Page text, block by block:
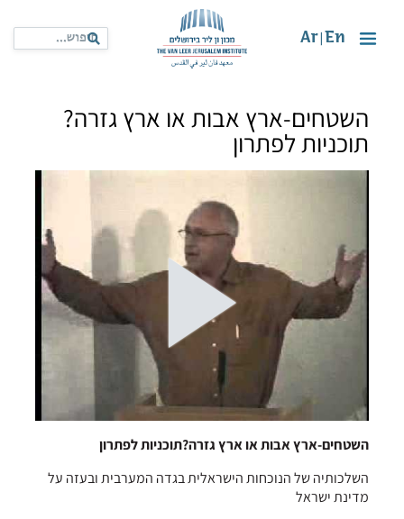
En
Ar
השטחים-ארץ אבות או ארץ גזרה?
תוכניות לפתרון
השטחים-ארץ אבות או ארץ גזרה?תוכניות לפתרון
השלכותיה של הנוכחות הישראלית בגדה המערבית ובעזה על
מדינת ישראל